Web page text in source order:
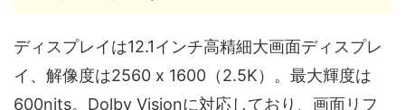
ディスプレイは12.1インチ高精細大画面ディスプレ
イ、解像度は2560 x 1600（2.5K）。最大輝度は
600nits。Dolby Visionに対応しており、画面リフ